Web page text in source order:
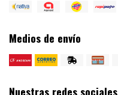
Medios de envío
Nuestras redes sociales